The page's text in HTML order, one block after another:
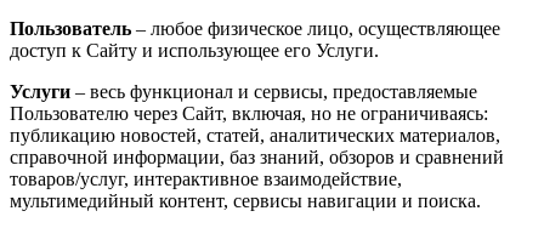
Пользователь – любое физическое лицо, осуществляющее
доступ к Сайту и использующее его Услуги.
Услуги – весь функционал и сервисы, предоставляемые
Пользователю через Сайт, включая, но не ограничиваясь:
публикацию новостей, статей, аналитических материалов,
справочной информации, баз знаний, обзоров и сравнений
товаров/услуг, интерактивное взаимодействие,
мультимедийный контент, сервисы навигации и поиска.